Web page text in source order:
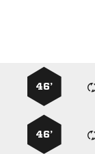
46’
46’